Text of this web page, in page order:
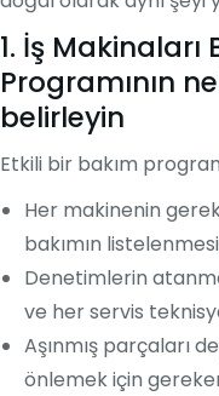
1. İş Makinaları
Programının
belirleyin
Etkili bir bakım
Her makinenin
bakımın listelenmesi
Denetimlerin
ve her servis
Aşınmış parçaları
önlemek için